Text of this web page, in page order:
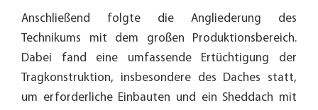
Anschließend folgte die Angliederung des
Technikums mit dem großen Produktionsbereich.
Dabei fand eine umfassende Ertüchtigung der
Tragkonstruktion, insbesondere des Daches statt,
um erforderliche Einbauten und ein Sheddach mit